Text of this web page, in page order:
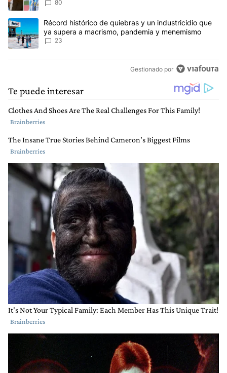
anti-Messi”
80
Un artículo de tendencia con el título "Récord histórico de
Récord histórico de quiebras y un industricidio que
ya supera a macrismo, pandemia y menemismo
23
Gestionado por